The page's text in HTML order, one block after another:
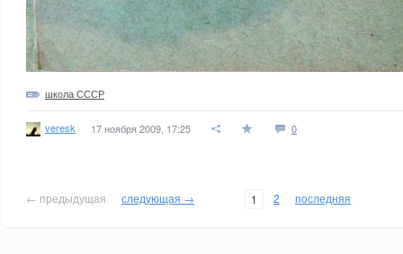
школа СССР
veresk 17 ноября 2009, 17:25 0
← предыдущая следующая → 1 2 последняя